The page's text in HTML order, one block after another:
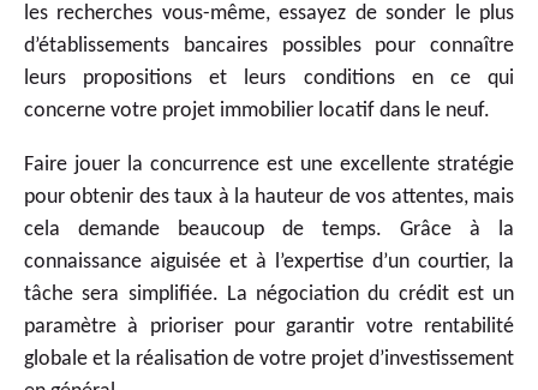
les recherches vous-même, essayez de sonder le plus
d’établissements bancaires possibles pour connaître
leurs propositions et leurs conditions en ce qui
concerne votre projet immobilier locatif dans le neuf.
Faire jouer la concurrence est une excellente stratégie
pour obtenir des taux à la hauteur de vos attentes, mais
cela demande beaucoup de temps. Grâce à la
connaissance aiguisée et à l’expertise d’un courtier, la
tâche sera simplifiée. La négociation du crédit est un
paramètre à prioriser pour garantir votre rentabilité
globale et la réalisation de votre projet d’investissement